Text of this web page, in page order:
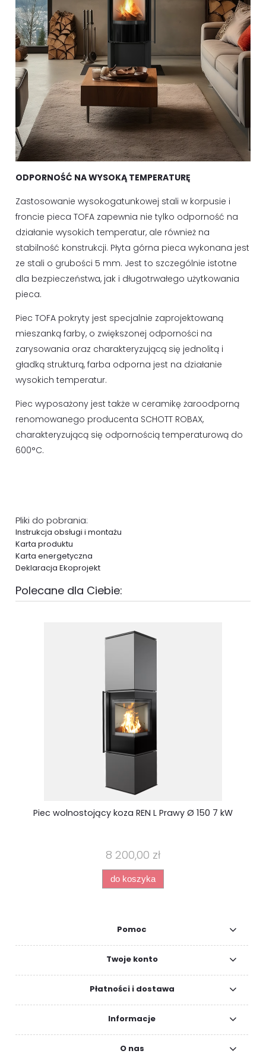
ODPORNOŚĆ NA WYSOKĄ TEMPERATURĘ
Zastosowanie wysokogatunkowej stali w korpusie i
froncie pieca TOFA zapewnia nie tylko odporność na
działanie wysokich temperatur, ale również na
stabilność konstrukcji. Płyta górna pieca wykonana jest
ze stali o grubości 5 mm. Jest to szczególnie istotne
dla bezpieczeństwa, jak i długotrwałego użytkowania
pieca.
Piec TOFA pokryty jest specjalnie zaprojektowaną
mieszanką farby, o zwiększonej odporności na
zarysowania oraz charakteryzującą się jednolitą i
gładką strukturą, farba odporna jest na działanie
wysokich temperatur.
Piec wyposażony jest także w ceramikę żaroodporną
renomowanego producenta SCHOTT ROBAX,
charakteryzującą się odpornością temperaturową do
600°C.
Pliki do pobrania:
Instrukcja obsługi i montażu
Karta produktu
Karta energetyczna
Deklaracja Ekoprojekt
Polecane dla Ciebie:
Piec wolnostojący koza REN L Prawy Ø 150 7 kW
8 200,00 zł
do koszyka
Pomoc
Twoje konto
Płatności i dostawa
Informacje
O nas